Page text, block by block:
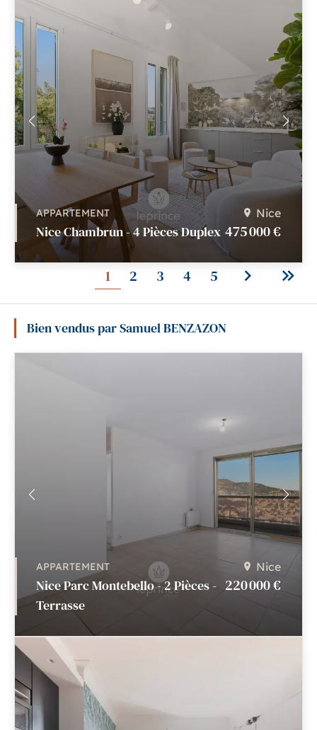
APPARTEMENT
Nice Chambrun - 4 Pièces Duplex
Nice
475 000 €
1 2 3 4 5
Bien vendus par Samuel BENZAZON
APPARTEMENT
Nice Parc Montebello - 2 Pièces -
Terrasse
Nice
220 000 €